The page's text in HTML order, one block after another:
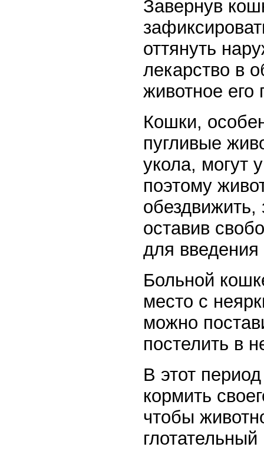
Завернув
оттянуть
лекарство в
животное его
Кошки,
пугливые
укола, могут
поэтому
обездвижить,
оставив
для введения
Больной
место с
можно
постелить в
В этот
кормить
чтобы